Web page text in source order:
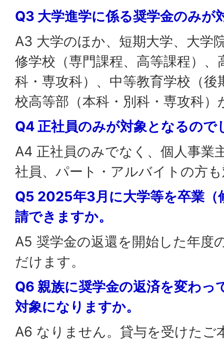
Q3 大学進学に係る奨学金のみが
A3 大学のほか、短期大学、大学
修学校（専門課程、高等課程）、
科・専攻科）、中等教育学校（後
校高等部（本科・別科・専攻科
Q4 正社員のみが対象となるので
A4 正社員のみでなく、個人事業
社員、パート・アルバイトの方
Q5 2025年3月に大学等を卒業（
請できますか。
A5 奨学金の返還を開始した年度
だけます。
Q6 親族に奨学金の返済を変わっ
対象になりますか。
A6 なりません。貸与を受けたご